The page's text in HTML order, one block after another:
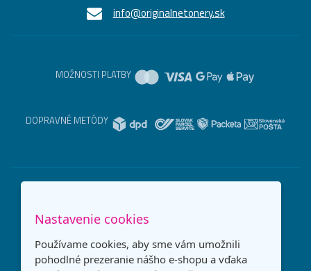
info@originalnetonery.sk
MOŽNOSTI PLATBY
DOPRAVNÉ METÓDY
Nastavenie cookies
Používame cookies, aby sme vám umožnili
pohodlné prezeranie nášho e-shopu a vďaka